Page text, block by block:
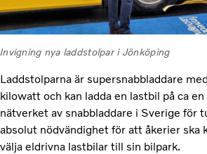
Invigning nya laddstolpar i Jönköping
Laddstolparna är supersnabbladdare
kilowatt och kan ladda en lastbil på ca
nätverket av snabbladdare i Sverige för
absolut nödvändighet för att åkerier ska
välja eldrivna lastbilar till sin bilpark.